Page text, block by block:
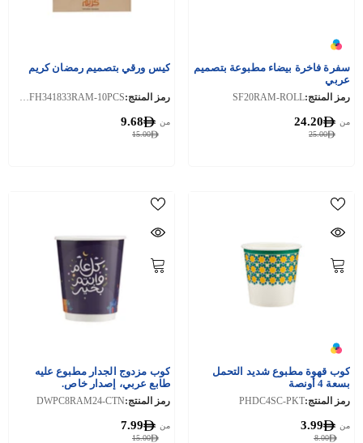
سفرة فاخرة بيضاء مطبوعة بتصميم
عربي
رمز المنتج:SF20RAM-ROLL
25.00
من 24.20
كيس ورقي بتصميم رمضان كريم
رمز المنتج: PCBWFH341833RAM-10PCS
15.00
من 9.68
كوب قهوة مطبوع شديد التحمل
بسعة 4 أونصة
رمز المنتج:PHDC4SC-PKT
8.00
من 3.99
كوب مزدوج الجدار مطبوع عليه
طابع عربي، إصدار خاص.
رمز المنتج:DWPC8RAM24-CTN
15.00
من 7.99